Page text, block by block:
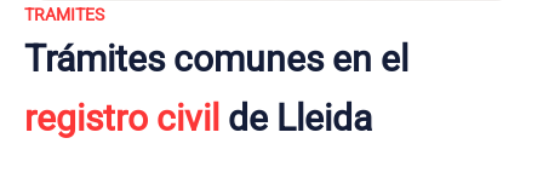
TRAMITES
Trámites comunes en el
registro civil de Lleida